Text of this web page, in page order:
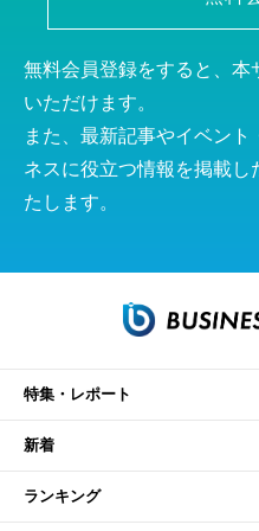
無料会員登録をすると、本
いただけます。
また、最新記事やイベン
ネスに役立つ情報を掲載
たします。
特集・レポート
新着
ランキング